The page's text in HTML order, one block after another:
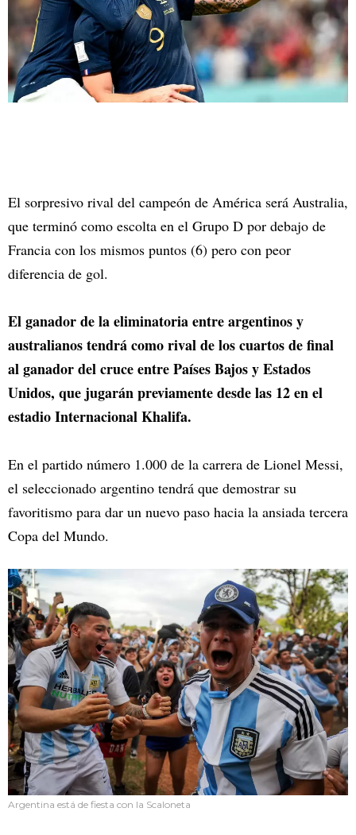
El sorpresivo rival del campeón de América será Australia,
que terminó como escolta en el Grupo D por debajo de
Francia con los mismos puntos (6) pero con peor
diferencia de gol.
El ganador de la eliminatoria entre argentinos y
australianos tendrá como rival de los cuartos de final
al ganador del cruce entre Países Bajos y Estados
Unidos, que jugarán previamente desde las 12 en el
estadio Internacional Khalifa.
En el partido número 1.000 de la carrera de Lionel Messi,
el seleccionado argentino tendrá que demostrar su
favoritismo para dar un nuevo paso hacia la ansiada tercera
Copa del Mundo.
Argentina está de fiesta con la Scaloneta